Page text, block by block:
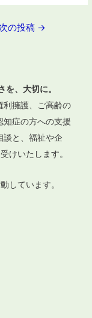
次の投稿 →
、大切に。
利擁護、ご高齢の
知症の方への支援
談と、福祉や企
けいたします。
しています。